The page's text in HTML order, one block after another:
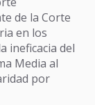
de la Corte
en los
ineficacia del
Media al
por